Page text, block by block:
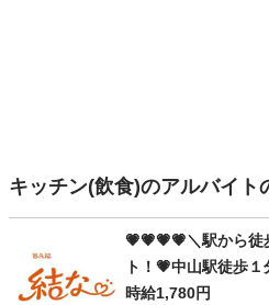
キッチン(飲食)のアルバイト
💗💗💗💗＼駅から徒
ト！💗中山駅徒歩
時給1,780円